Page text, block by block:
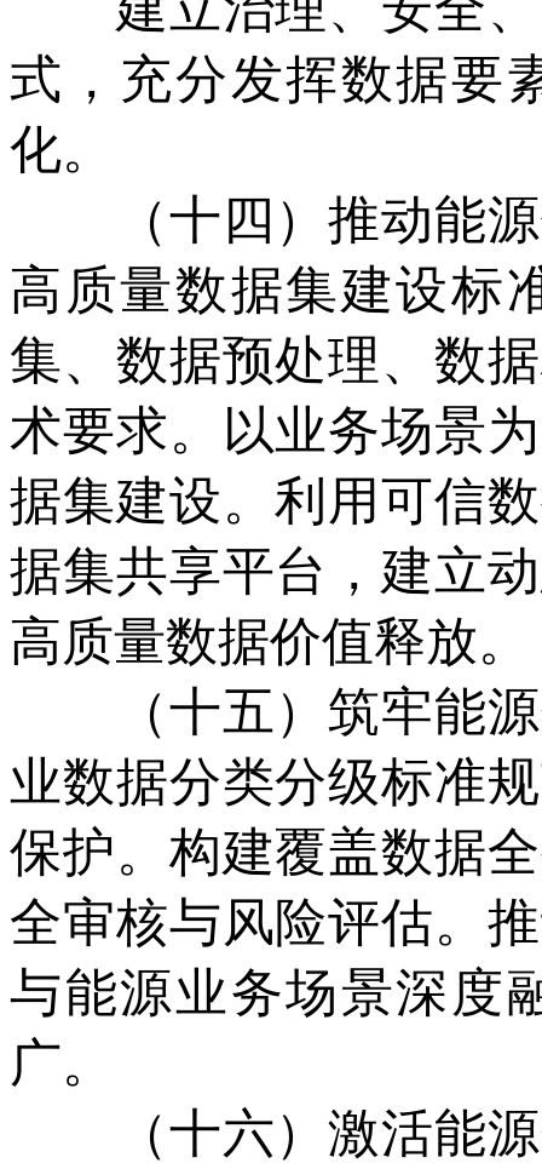
式，充分发挥数据要
化。
（十四）推动能源
高质量数据集建设标
集、数据预处理、数
术要求。以业务场景
据集建设。利用可信
据集共享平台，建立
高质量数据价值释放。
（十五）筑牢能源
业数据分类分级标准
保护。构建覆盖数据
全审核与风险评估。
与能源业务场景深度
广。
（十六）激活能源